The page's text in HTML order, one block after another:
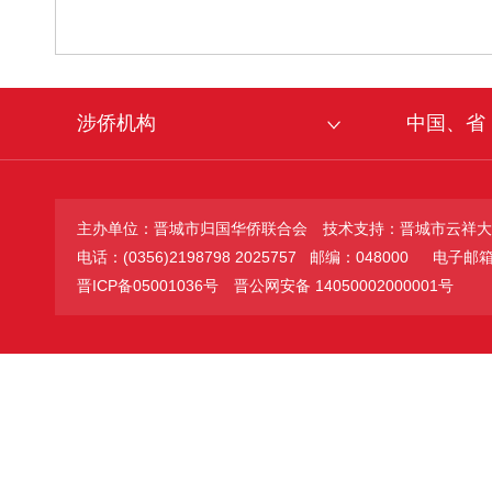
涉侨机构 中国、省
主办单位：晋城市归国华侨联合会
技术支持：晋城市云祥
电话：(0356)2198798 2025757 邮编：048000
电子邮
晋ICP备05001036号
晋公网安备 14050002000001号